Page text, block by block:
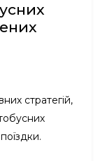
стратегій,